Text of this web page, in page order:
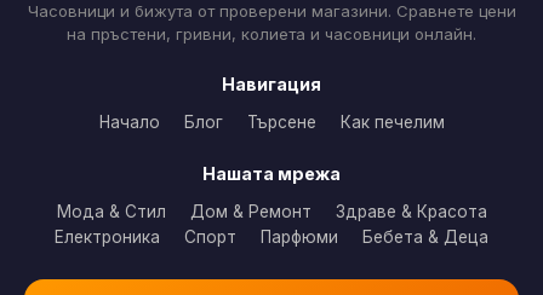
Часовници и бижута от проверени магазини. Сравнете цени
на пръстени, гривни, колиета и часовници онлайн.
Навигация
Начало Блог Търсене Как печелим
Нашата мрежа
Мода & Стил Дом & Ремонт
Здраве & Красота
Електроника
Спорт Парфюми Бебета & Деца